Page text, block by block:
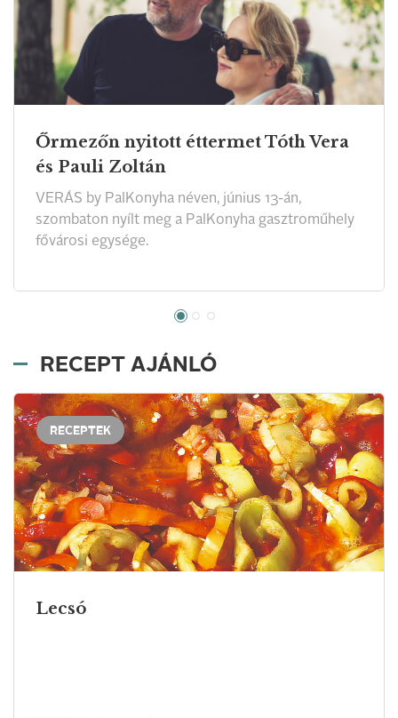
Őrmezőn nyitott éttermet Tóth Vera
és Pauli Zoltán
VERÁS by PalKonyha néven, június 13-án,
szombaton nyílt meg a PalKonyha gasztroműhely
fővárosi egysége.
RECEPT AJÁNLÓ
RECEPTEK
Lecsó